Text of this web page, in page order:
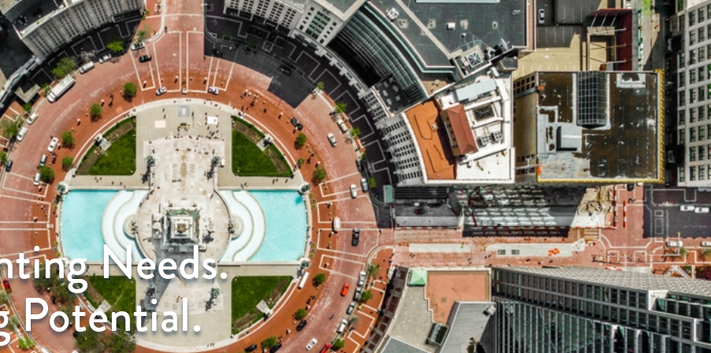
Needs.
Potential.